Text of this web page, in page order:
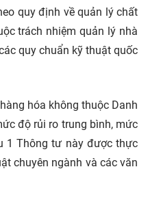
quy định về quản lý chất
trách nhiệm quản lý nhà
quy chuẩn kỹ thuật quốc
hóa không thuộc Danh
độ rủi ro trung bình, mức
1 Thông tư này được thực
chuyên ngành và các văn